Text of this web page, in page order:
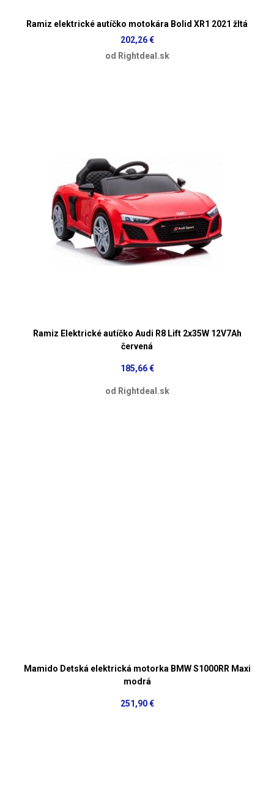
Ramiz elektrické autíčko motokára Bolid XR1 2021 žltá
202,26 €
od Rightdeal.sk
Ramiz Elektrické autíčko Audi R8 Lift 2x35W 12V7Ah
červená
185,66 €
od Rightdeal.sk
Mamido Detská elektrická motorka BMW S1000RR Maxi
modrá
251,90 €